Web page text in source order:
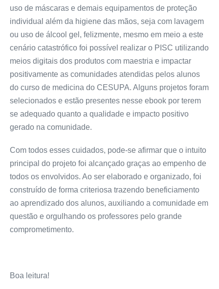
uso de máscaras e demais equipamentos de proteção
individual além da higiene das mãos, seja com lavagem
ou uso de álcool gel, felizmente, mesmo em meio a este
cenário catastrófico foi possível realizar o PISC utilizando
meios digitais dos produtos com maestria e impactar
positivamente as comunidades atendidas pelos alunos
do curso de medicina do CESUPA. Alguns projetos foram
selecionados e estão presentes nesse ebook por terem
se adequado quanto a qualidade e impacto positivo
gerado na comunidade.
Com todos esses cuidados, pode-se afirmar que o intuito
principal do projeto foi alcançado graças ao empenho de
todos os envolvidos. Ao ser elaborado e organizado, foi
construído de forma criteriosa trazendo beneficiamento
ao aprendizado dos alunos, auxiliando a comunidade em
questão e orgulhando os professores pelo grande
comprometimento.
Boa leitura!